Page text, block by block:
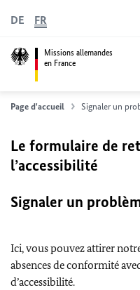
Missions allemandes
en France
DE FR
Page d'accueil Signaler un
Le formulaire de
l’accessibilité
Signaler un
Ici, vous pouvez attirer
absences de conformité
d’accessibilité.